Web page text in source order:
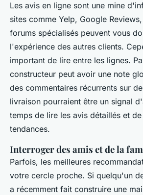
Les avis en ligne sont une mine
sites comme Yelp, Google
forums spécialisés peuvent vous
l'expérience des autres clients.
important de lire entre les lignes.
constructeur peut avoir une note
des commentaires récurrents sur
livraison pourraient être un signal
temps de lire les avis détaillés et
tendances.
Interroger des amis et de la
Parfois, les meilleures
votre cercle proche. Si quelqu'un
a récemment fait construire une